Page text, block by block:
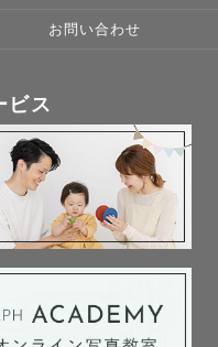
お問い合わせ
ビス